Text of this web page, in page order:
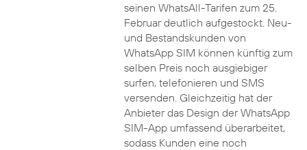
seinen WhatsAll-Tarifen zum 25.
Februar deutlich aufgestockt. Neu-
und Bestandskunden von
WhatsApp SIM können künftig zum
selben Preis noch ausgiebiger
surfen, telefonieren und SMS
versenden. Gleichzeitig hat der
Anbieter das Design der WhatsApp
SIM-App umfassend überarbeitet,
sodass Kunden eine noch